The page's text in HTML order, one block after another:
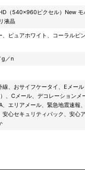
（540×960ピクセル）New モ
液晶
、ピュアホワイト、コーラルピ
g／n
線、おサイフケータイ、Eメール
、Cメール、デコレーションメ
、エリアメール、緊急地震速報
安心セキュリティパック、安心